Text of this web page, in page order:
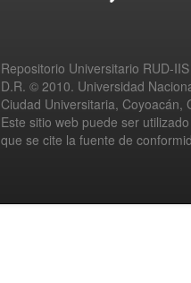
Repositorio Universitario RUD-IIS
D.R. © 2010. Universidad
Ciudad Universitaria, Coyoacán,
Este sitio web puede ser
que se cite la fuente de